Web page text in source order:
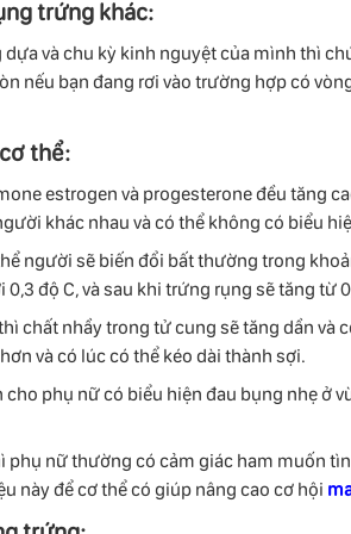
trứng khác:
và chu kỳ kinh nguyệt của mình thì
nếu bạn đang rơi vào trường hợp có
thể:
estrogen và progesterone đều tăng
khác nhau và có thể không có biểu
người sẽ biến đổi bất thường trong
0,3 độ C, và sau khi trứng rụng sẽ tăng từ
chất nhầy trong tử cung sẽ tăng dần và
và có lúc có thể kéo dài thành sợi.
phụ nữ có biểu hiện đau bụng nhẹ ở
phụ nữ thường có cảm giác ham muốn
này để cơ thể có giúp nâng cao cơ hội